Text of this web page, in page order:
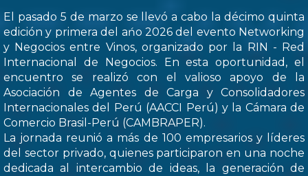
El pasado 5 de marzo se llevó a cabo la décimo quinta
edición y primera del ańo 2026 del evento Networking
y Negocios entre Vinos, organizado por la RIN - Red
Internacional de Negocios. En esta oportunidad, el
encuentro se realizó con el valioso apoyo de la
Asociación de Agentes de Carga y Consolidadores
Internacionales del Perú (AACCI Perú) y la Cámara de
Comercio Brasil-Perú (CAMBRAPER).
La jornada reunió a más de 100 empresarios y líderes
del sector privado, quienes participaron en una noche
dedicada al intercambio de ideas, la generación de